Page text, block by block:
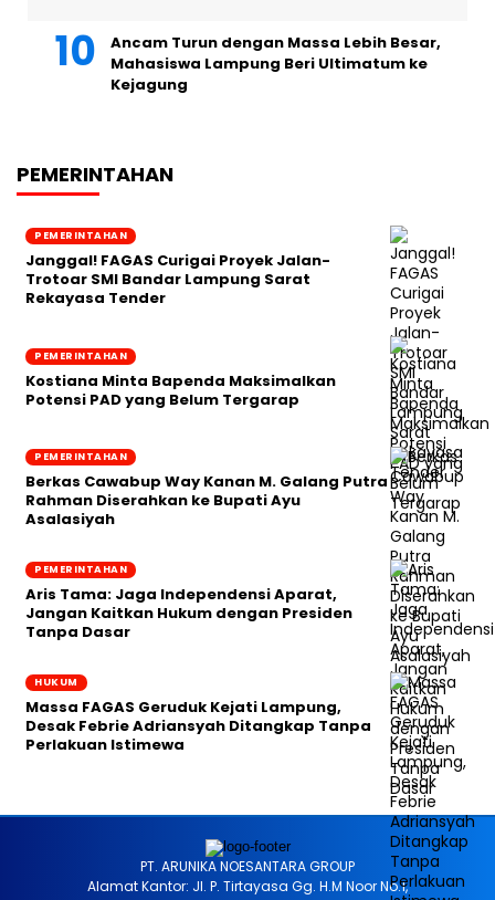
Ancam Turun dengan Massa Lebih Besar,
Mahasiswa Lampung Beri Ultimatum ke
Kejagung
PEMERINTAHAN
PEMERINTAHAN
Janggal! FAGAS Curigai Proyek Jalan-
Trotoar SMI Bandar Lampung Sarat
Rekayasa Tender
PEMERINTAHAN
Kostiana Minta Bapenda Maksimalkan
Potensi PAD yang Belum Tergarap
PEMERINTAHAN
Berkas Cawabup Way Kanan M. Galang Putra
Rahman Diserahkan ke Bupati Ayu
Asalasiyah
PEMERINTAHAN
Aris Tama: Jaga Independensi Aparat,
Jangan Kaitkan Hukum dengan Presiden
Tanpa Dasar
HUKUM
Massa FAGAS Geruduk Kejati Lampung,
Desak Febrie Adriansyah Ditangkap Tanpa
Perlakuan Istimewa
PT. ARUNIKA NOESANTARA GROUP
Alamat Kantor: Jl. P. Tirtayasa Gg. H.M Noor No.1,